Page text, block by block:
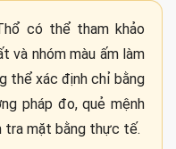
có thể tham khảo
và nhóm màu ấm làm
thể xác định chỉ bằng
pháp đo, quẻ mệnh
tra mặt bằng thực tế.